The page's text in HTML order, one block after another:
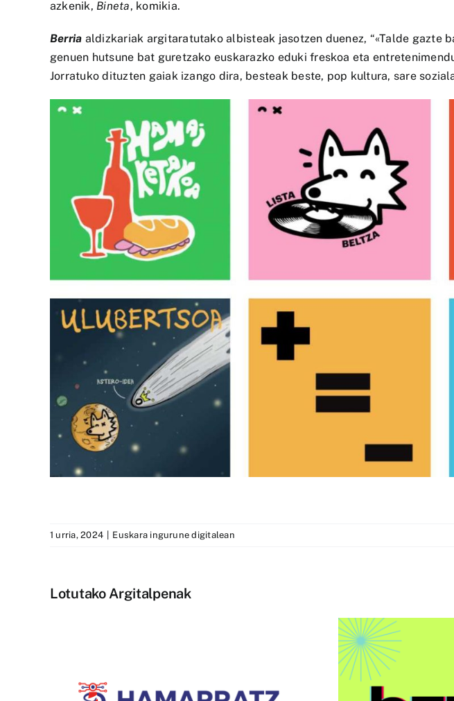
azkenik, Bineta, komikia.
Berria aldizkariak argitaratutakoalbisteak jasotzen duenez, “«Talde gazte
genuen hutsune bat guretzako euskarazko eduki freskoa eta
Jorratuko dituzten gaiak izango dira, besteak beste, pop kultura, sare
1 urria, 2024 Euskara ingurune digitalean
Lotutako Argitalpenak
1.400.000 ikustaldi izan ditu